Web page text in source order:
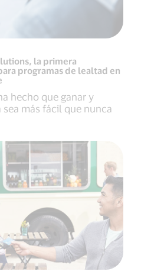
la primera
programas de lealtad en
hecho que ganar y
más fácil que nunca